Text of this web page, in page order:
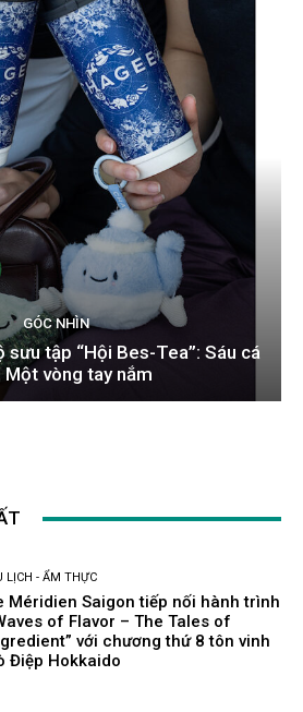
GÓC NHÌN
sưu tập “Hội Bes-Tea”: Sáu cá
Một vòng tay nắm
LỊCH - ẨM THỰC
Méridien Saigon tiếp nối hành trình
of Flavor – The Tales of
với chương thứ 8 tôn vinh
Điệp Hokkaido